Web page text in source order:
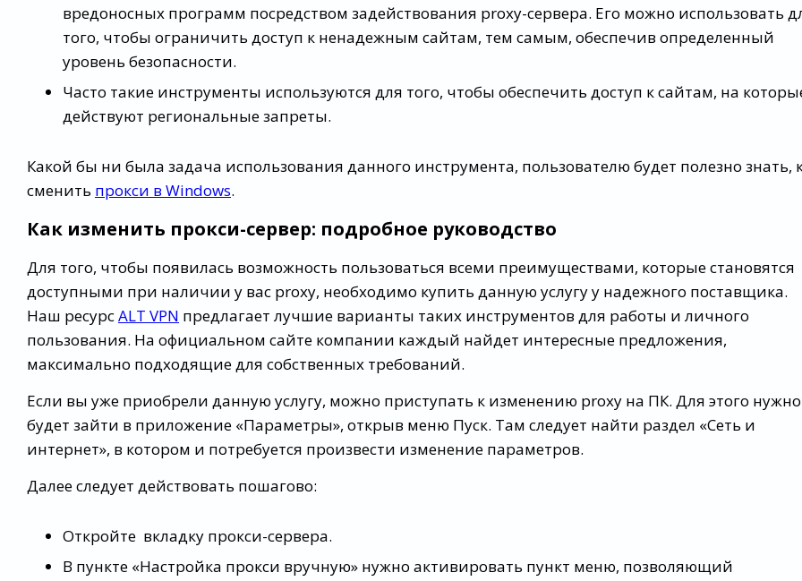
вредоносных программ посредством задействования proxy-сервера. Его можно использовать
того, чтобы ограничить доступ к ненадежным сайтам, тем самым, обеспечив определенный
уровень безопасности.
Часто такие инструменты используются для того, чтобы обеспечить доступ к сайтам, на
действуют региональные запреты.
Какой бы ни была задача использования данного инструмента, пользователю будет полезно знать,
сменить прокси в Windows.
Как изменить прокси-сервер: подробное руководство
Для того, чтобы появилась возможность пользоваться всеми преимуществами, которые становятся
доступными при наличии у вас proxy, необходимо купить данную услугу у надежного поставщика.
Наш ресурсALT VPN предлагает лучшие варианты таких инструментов для работы и личного
пользования. На официальном сайте компании каждый найдет интересные предложения,
максимально подходящие для собственных требований.
Если вы уже приобрели данную услугу, можно приступать к изменению proxy на ПК. Для этого нужно
будет зайти в приложение «Параметры», открыв меню Пуск. Там следует найти раздел «Сеть и
интернет», в котором и потребуется произвести изменение параметров.
Далее следует действовать пошагово:
Откройте вкладку прокси-сервера.
В пункте «Настройка прокси вручную» нужно активировать пункт меню, позволяющий